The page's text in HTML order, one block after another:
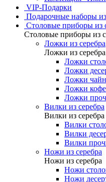
VIP-Подарки
Подарочные наборы из
Столовые приборы из
Столовые приборы из
Ложки из серебра
Ложки из серебра
Ложки
Ложки
Ложки
Ложки
Ложки
Вилки из серебра
Вилки из серебра
Вилки
Вилки
Вилки
Ножи из серебра
Ножи из серебра
Ножи
Ножи